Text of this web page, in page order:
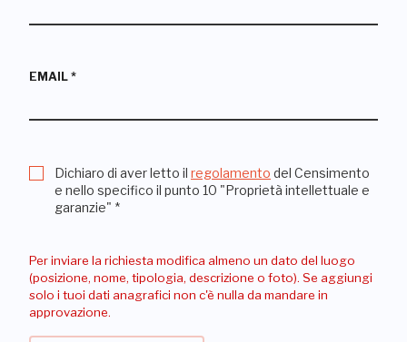
EMAIL *
Dichiaro di aver letto il regolamento del Censimento
e nello specifico il punto 10 "Proprietà intellettuale e
garanzie" *
Per inviare la richiesta modifica almeno un dato del luogo
(posizione, nome, tipologia, descrizione o foto). Se aggiungi
solo i tuoi dati anagrafici non c'è nulla da mandare in
approvazione.